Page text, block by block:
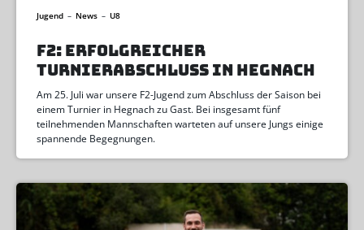
Jugend – News – U8
F2: ERFOLGREICHER
TURNIERABSCHLUSS IN HEGNACH
Am 25. Juli war unsere F2-Jugend zum Abschluss der Saison bei
einem Turnier in Hegnach zu Gast. Bei insgesamt fünf
teilnehmenden Mannschaften warteten auf unsere Jungs einige
spannende Begegnungen.